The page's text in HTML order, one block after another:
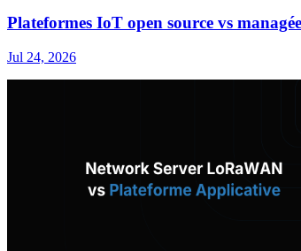
Plateformes IoT open source vs
Jul 24, 2026